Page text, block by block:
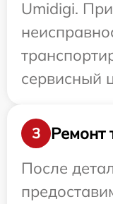
Umidigi.
сервисный
3
Ремонт
После